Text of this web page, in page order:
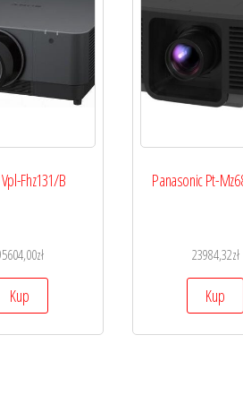
Fhz131/B
zł
Kup
Panasonic Pt-
23984,32zł
Kup